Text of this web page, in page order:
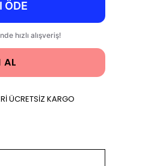
AL
ÜCRETSİZ KARGO